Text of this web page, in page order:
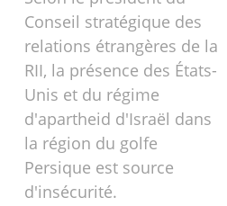
Conseil stratégique des
relations étrangères de la
RII, la présence des États-
Unis et du régime
d'apartheid d'Israël dans
la région du golfe
Persique est source
d'insécurité.